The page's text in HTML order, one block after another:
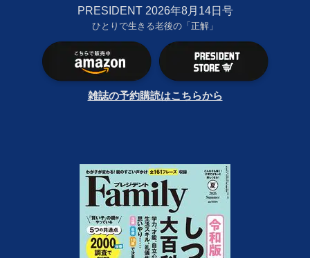
PRESIDENT 2026年8月14日号
ひとりで生きる老後の「正解」
雑誌の予約購読はこちらから